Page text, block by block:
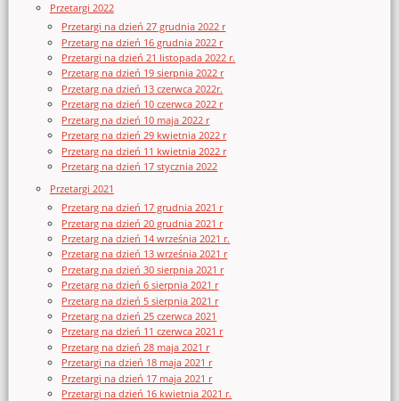
Przetargi 2022
Przetargi na dzień 27 grudnia 2022 r
Przetarg na dzień 16 grudnia 2022 r
Przetargi na dzień 21 listopada 2022 r.
Przetarg na dzień 19 sierpnia 2022 r
Przetarg na dzień 13 czerwca 2022r.
Przetarg na dzień 10 czerwca 2022 r
Przetarg na dzień 10 maja 2022 r
Przetarg na dzień 29 kwietnia 2022 r
Przetarg na dzień 11 kwietnia 2022 r
Przetarg na dzień 17 stycznia 2022
Przetargi 2021
Przetarg na dzień 17 grudnia 2021 r
Przetarg na dzień 20 grudnia 2021 r
Przetarg na dzień 14 września 2021 r.
Przetarg na dzień 13 września 2021 r
Przetarg na dzień 30 sierpnia 2021 r
Przetarg na dzień 6 sierpnia 2021 r
Przetarg na dzień 5 sierpnia 2021 r
Przetarg na dzień 25 czerwca 2021
Przetarg na dzień 11 czerwca 2021 r
Przetarg na dzień 28 maja 2021 r
Przetargi na dzień 18 maja 2021 r
Przetargi na dzień 17 maja 2021 r
Przetargi na dzień 16 kwietnia 2021 r.